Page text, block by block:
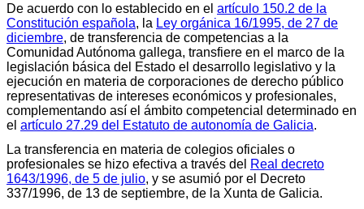
De acuerdo con lo establecido en el artículo 150.2 de la
Constitución española, la Ley orgánica 16/1995, de 27 de
diciembre, de transferencia de competencias a la
Comunidad Autónoma gallega, transfiere en el marco de la
legislación básica del Estado el desarrollo legislativo y la
ejecución en materia de corporaciones de derecho público
representativas de intereses económicos y profesionales,
complementando así el ámbito competencial determinado en
el artículo 27.29 del Estatuto de autonomía de Galicia.
La transferencia en materia de colegios oficiales o
profesionales se hizo efectiva a través del Real decreto
1643/1996, de 5 de julio, y se asumió por el Decreto
337/1996, de 13 de septiembre, de la Xunta de Galicia.